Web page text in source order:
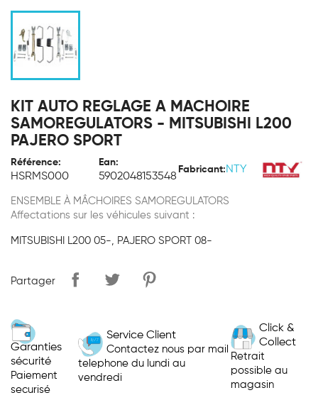
KIT AUTO REGLAGE A MACHOIRE
SAMOREGULATORS - MITSUBISHI L200
PAJERO SPORT
Référence:
HSRMS000
Ean:
5902048153548
Fabricant: NTY
ENSEMBLE À MÂCHOIRES SAMOREGULATORS
Affectations sur les véhicules suivant :
MITSUBISHI L200 05-, PAJERO SPORT 08-
Partager
Garanties
sécurité
Paiement
securisé
Service Client
Contactez nous par mail
telephone du lundi au
vendredi
Click &
Collect
Retrait
possible au
magasin